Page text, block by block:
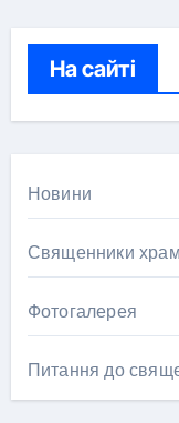
:
На сайті
Новини
Священники
Фотогалерея
Питання до